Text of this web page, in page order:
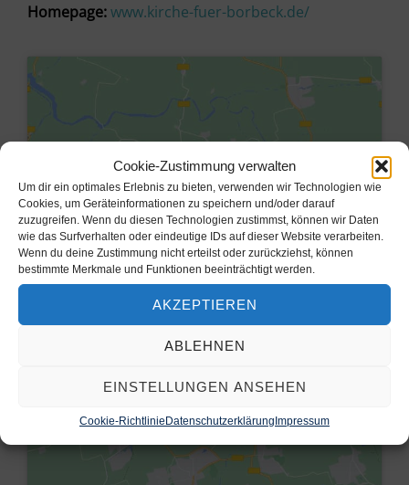
Cookie-Zustimmung verwalten
Um dir ein optimales Erlebnis zu bieten, verwenden wir Technologien wie
Cookies, um Geräteinformationen zu speichern und/oder darauf
zuzugreifen. Wenn du diesen Technologien zustimmst, können wir Daten
wie das Surfverhalten oder eindeutige IDs auf dieser Website verarbeiten.
Wenn du deine Zustimmung nicht erteilst oder zurückziehst, können
bestimmte Merkmale und Funktionen beeinträchtigt werden.
AKZEPTIEREN
ABLEHNEN
EINSTELLUNGEN ANSEHEN
Cookie-Richtlinie Datenschutzerklärung Impressum
Homepage:www.kirche-fuer-borbeck.de/
Klicke hier, um Marketing-Cookies
zu akzeptieren und diesen Inhalt zu
aktivieren